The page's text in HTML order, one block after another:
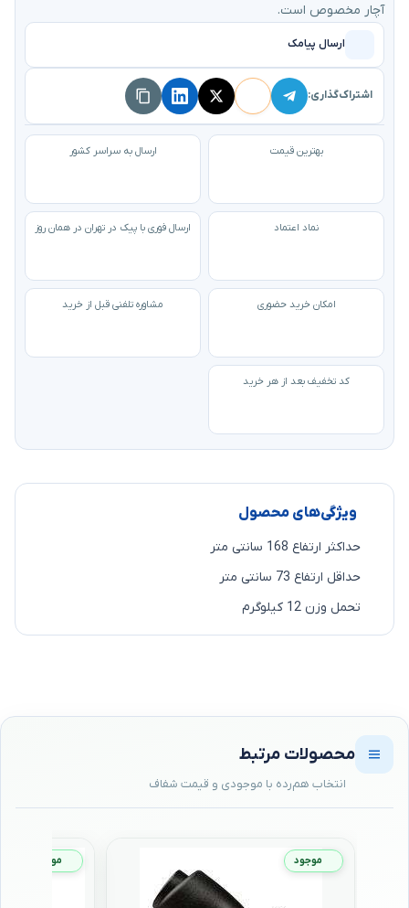
آچار مخصوص است.
ارسال پیامک
اشتراک‌گذاری:
بهترین قیمت ارسال به سراسر کشور
نماد اعتماد ارسال فوری با پیک در تهران در همان روز
امکان خرید حضوری مشاوره تلفنی قبل از خرید
کد تخفیف بعد از هر خرید
ویژگی‌های محصول
حداکثر ارتفاع 168 سانتی متر
حداقل ارتفاع 73 سانتی متر
تحمل وزن 12 کیلوگرم
محصولات مرتبط
موجود موجود